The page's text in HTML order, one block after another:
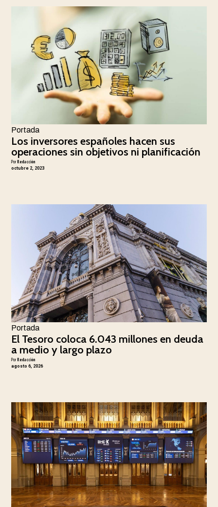
Portada
Los inversores españoles hacen sus
operaciones sin objetivos ni planificación
PorRedacción
octubre 2, 2023
Portada
El Tesoro coloca 6.043 millones en deuda
a medio y largo plazo
PorRedacción
agosto 6, 2026